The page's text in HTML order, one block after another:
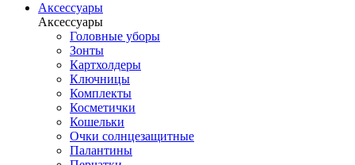
Аксессуары
Аксессуары
Головные уборы
Зонты
Картхолдеры
Ключницы
Комплекты
Косметички
Кошельки
Очки солнцезащитные
Палантины